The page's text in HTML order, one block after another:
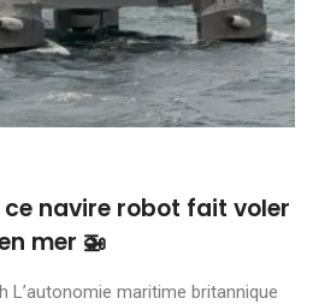
navire robot fait voler
mer 🚁
L’autonomie maritime britannique